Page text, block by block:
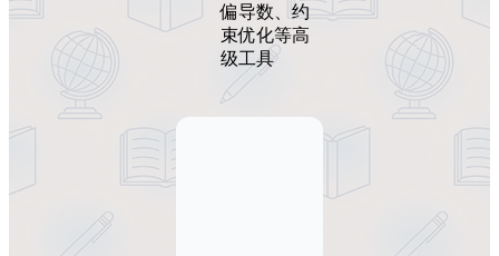
偏导数、约
束优化等高
级工具